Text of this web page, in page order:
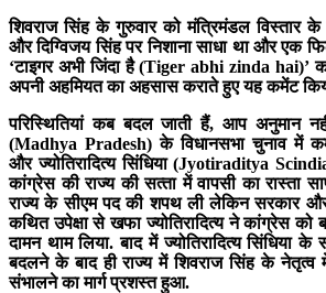
शिवराज सिंह के गुरुवार को मंत्रिमंडल विस्‍तार
और दिग्विजय सिंह पर निशाना साधा था और एक
‘टाइगर अभी जिंदा है (Tiger abhi zinda hai)’
अपनी अहमियत का अहसास कराते हुए यह कमेंट
परिस्थितियां कब बदल जाती हैं, आप अनुमान
(Madhya Pradesh) के विधानसभा चुनाव में
और ज्‍योतिरादित्‍य सिंधिया (Jyotiraditya
कांग्रेस की राज्‍य की सत्‍ता में वापसी का रास्‍ता
राज्‍य के सीएम पद की शपथ ली लेकिन सरकार
कथित उपेक्षा से खफा ज्‍योतिरादित्‍य ने कांग्रेस को
दामन थाम लिया. बाद में ज्‍योतिरादित्‍य सिंधिया के
बदलने के बाद ही राज्‍य में शिवराज सिंह के नेतृत्‍व
संभालने का मार्ग प्रशस्‍त हुआ.